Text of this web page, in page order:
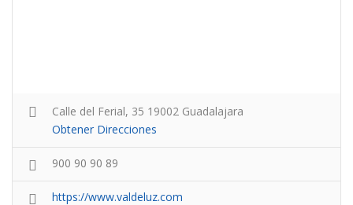
Calle del Ferial, 35 19002 Guadalajara
Obtener Direcciones
900 90 90 89
https://www.valdeluz.com